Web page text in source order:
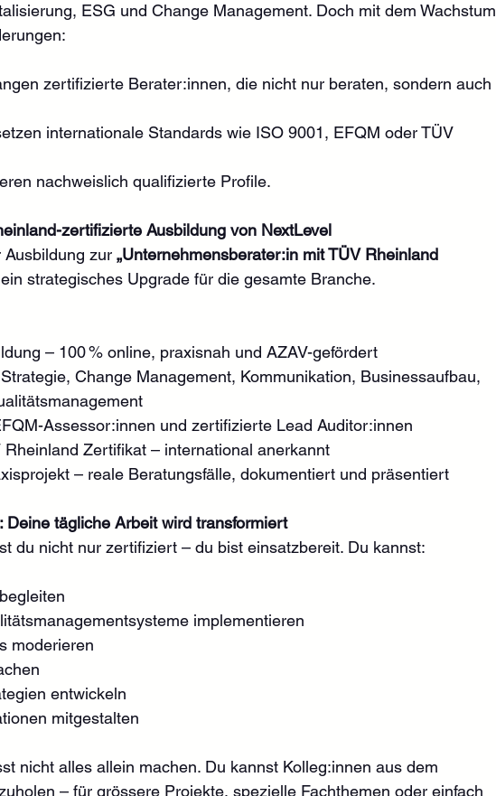
ESG und Change Management. Doch mit dem Wachstum
zertifizierte Berater:innen, die nicht nur beraten, sondern auch
internationale Standards wie ISO 9001, EFQM oder TÜV
nachweislich qualifizierte Profile.
zertifizierte Ausbildung von NextLevel
Ausbildung zur „Unternehmensberater:in mit TÜV Rheinland
strategisches Upgrade für die gesamte Branche.
– 100 % online, praxisnah und AZAV-gefördert
Change Management, Kommunikation, Businessaufbau,
Assessor:innen und zertifizierte Lead Auditor:innen
Zertifikat – international anerkannt
– reale Beratungsfälle, dokumentiert und präsentiert
Deine tägliche Arbeit wird transformiert
du nicht nur zertifiziert – du bist einsatzbereit. Du kannst:
implementieren
moderieren
entwickeln
mitgestalten
nicht alles allein machen. Du kannst Kolleg:innen aus dem
– für grössere Projekte, spezielle Fachthemen oder einfach